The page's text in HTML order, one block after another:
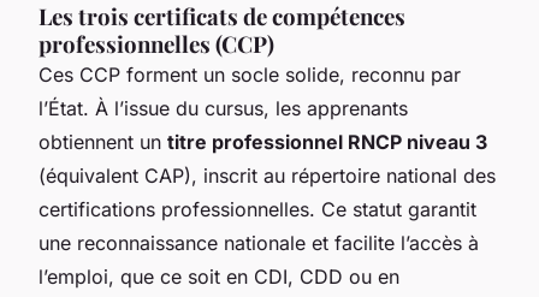
Les trois certificats de compétences
professionnelles (CCP)
Ces CCP forment un socle solide, reconnu par
l’État. À l’issue du cursus, les apprenants
obtiennent un titre professionnel RNCP niveau 3
(équivalent CAP), inscrit au répertoire national des
certifications professionnelles. Ce statut garantit
une reconnaissance nationale et facilite l’accès à
l’emploi, que ce soit en CDI, CDD ou en